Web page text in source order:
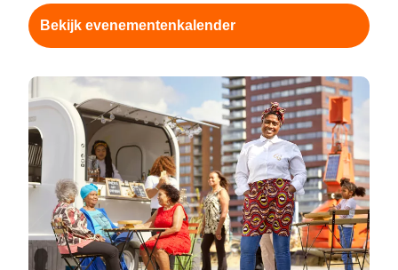
Bekijk evenementenkalender